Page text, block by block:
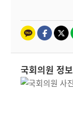
국회의원 정보